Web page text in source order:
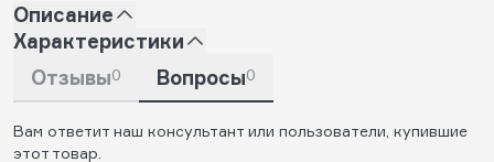
Описание
Характеристики
Отзывы0 Вопросы0
Вам ответит наш консультант или пользователи, купившие
этот товар.